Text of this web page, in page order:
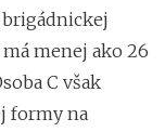
menej ako 26
C však
formy na